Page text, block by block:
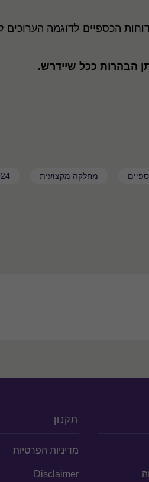
הכספיים לדוגמה הערוכים
הבהרות ככל שיידרש.
מחלקה מקצועית
תקנון
מדיניות הפרטיות
Disclaimer